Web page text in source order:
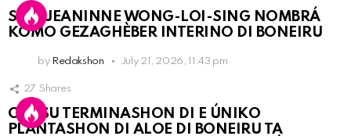
SRA. JEANINNE WONG-LOI-SING NOMBRÁ
KOMO GEZAGHÈBER INTERINO DI BONEIRU
by Redakshon July 21, 2026, 11:43 pm
27 Shares
OLB SU TERMINASHON DI E ÚNIKO
PLANTASHON DI ALOE DI BONEIRU TA